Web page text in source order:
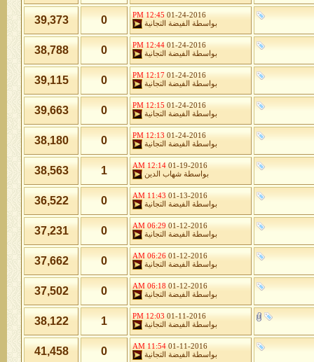
01-24-2016
12:45 PM
بواسطة
الفيضة التجانية 0
39,373
01-24-2016
12:44 PM
بواسطة
الفيضة التجانية 0
38,788
01-24-2016
12:17 PM
بواسطة
الفيضة التجانية 0
39,115
01-24-2016
12:15 PM
بواسطة
الفيضة التجانية 0
39,663
01-24-2016
12:13 PM
بواسطة
الفيضة التجانية 0
38,180
01-19-2016
12:14 AM
بواسطة شهاب الدين 1
38,563
01-13-2016
11:43 AM
بواسطة
الفيضة التجانية 0
36,522
01-12-2016
06:29 AM
بواسطة
الفيضة التجانية 0
37,231
01-12-2016
06:26 AM
بواسطة
الفيضة التجانية 0
37,662
01-12-2016
06:18 AM
بواسطة
الفيضة التجانية 0
37,502
01-11-2016
12:03 PM
بواسطة
الفيضة التجانية 1
38,122
01-11-2016
11:54 AM
بواسطة
الفيضة التجانية 0
41,458